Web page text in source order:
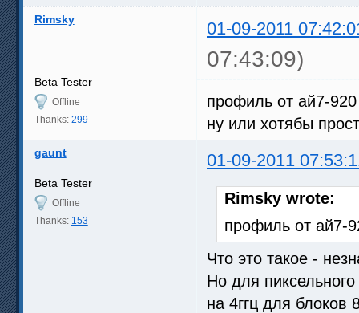
Rimsky 01-09-2011
07:43:09)
Beta Tester
Offline
Thanks: 299
профиль от ай7-
ну или хотябы
gaunt 01-09-2011
Beta Tester
Offline
Thanks: 153
Rimsky wrote:
профиль от ай7-
Что это такое -
Но для
на 4ггц для блоков